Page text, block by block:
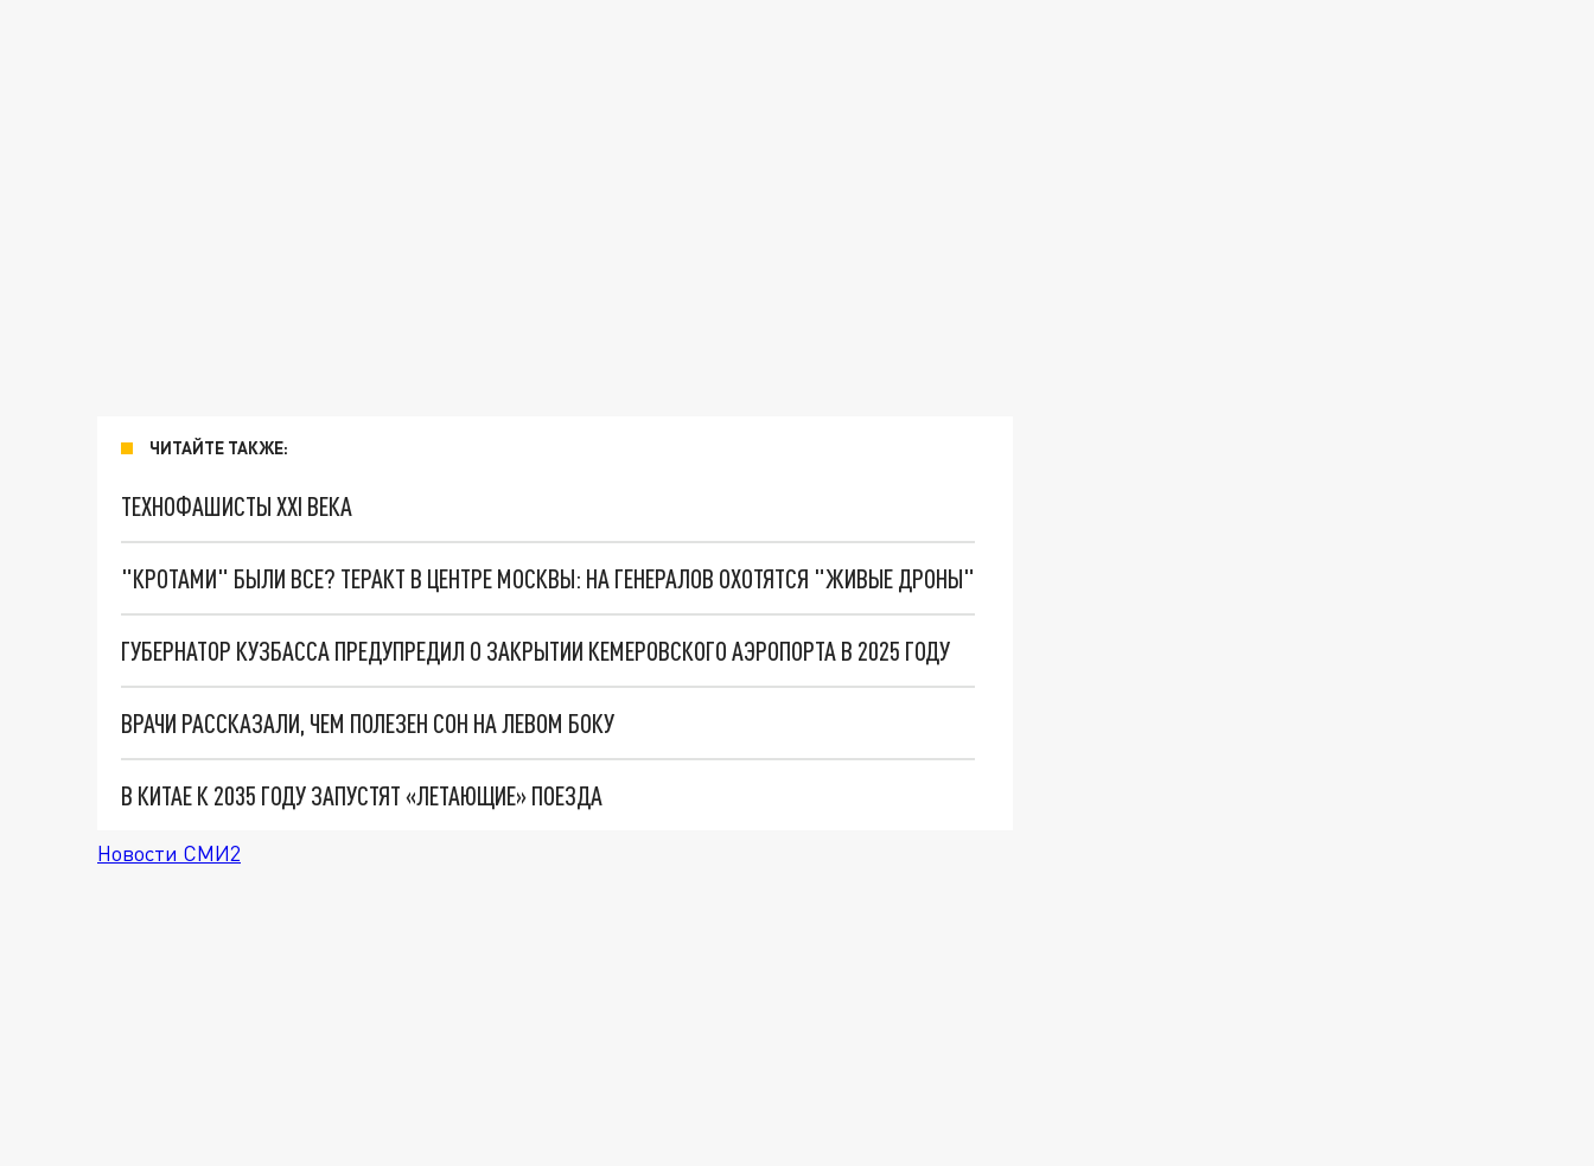
ЧИТАЙТЕ ТАКЖЕ:
ТЕХНОФАШИСТЫ XXI ВЕКА
"КРОТАМИ" БЫЛИ ВСЕ? ТЕРАКТ В ЦЕНТРЕ МОСКВЫ: НА ГЕНЕРАЛОВ ОХОТЯТСЯ "ЖИВЫЕ ДРОНЫ"
ГУБЕРНАТОР КУЗБАССА ПРЕДУПРЕДИЛ О ЗАКРЫТИИ КЕМЕРОВСКОГО АЭРОПОРТА В 2025 ГОДУ
ВРАЧИ РАССКАЗАЛИ, ЧЕМ ПОЛЕЗЕН СОН НА ЛЕВОМ БОКУ
В КИТАЕ К 2035 ГОДУ ЗАПУСТЯТ «ЛЕТАЮЩИЕ» ПОЕЗДА
Новости СМИ2